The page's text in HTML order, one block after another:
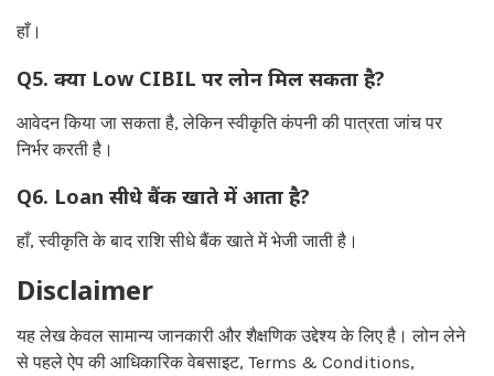
हाँ।
Q5. क्या Low CIBIL पर लोन मिल सकता है?
आवेदन किया जा सकता है, लेकिन स्वीकृति कंपनी की पात्रता जांच पर
निर्भर करती है।
Q6. Loan सीधे बैंक खाते में आता है?
हाँ, स्वीकृति के बाद राशि सीधे बैंक खाते में भेजी जाती है।
Disclaimer
यह लेख केवल सामान्य जानकारी और शैक्षणिक उद्देश्य के लिए है। लोन लेने
से पहले ऐप की आधिकारिक वेबसाइट, Terms & Conditions,